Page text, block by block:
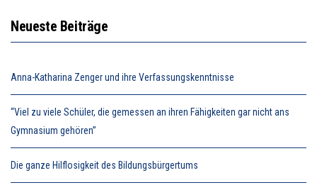
Neueste Beiträge
Anna-Katharina Zenger und ihre Verfassungskenntnisse
“Viel zu viele Schüler, die gemessen an ihren Fähigkeiten gar nicht ans
Gymnasium gehören”
Die ganze Hilflosigkeit des Bildungsbürgertums